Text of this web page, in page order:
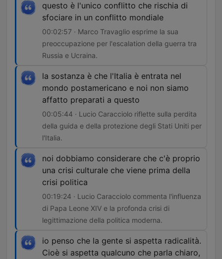
questo è l'unico conflitto che rischia di
sfociare in un conflitto mondiale
00:02:57 · Marco Travaglio esprime la sua
preoccupazione per l'escalation della guerra tra
Russia e Ucraina.
la sostanza è che l'Italia è entrata nel
mondo postamericano e noi non siamo
affatto preparati a questo
00:05:44 · Lucio Caracciolo riflette sulla perdita
della guida e della protezione degli Stati Uniti per
l'Italia.
noi dobbiamo considerare che c'è proprio
una crisi culturale che viene prima della
crisi politica
00:19:24 · Lucio Caracciolo commenta l'influenza
di Papa Leone XIV e la profonda crisi di
legittimazione della politica moderna.
io penso che la gente si aspetta radicalità.
Cioè si aspetta qualcuno che parla chiaro,